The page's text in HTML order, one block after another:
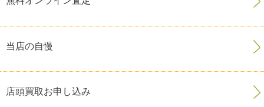
当店の自慢
店頭買取お申し込み